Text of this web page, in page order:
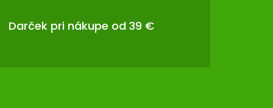
Darček pri nákupe od 39 €